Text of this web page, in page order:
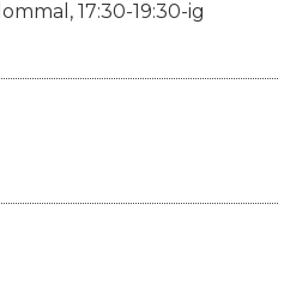
17:30-19:30-ig